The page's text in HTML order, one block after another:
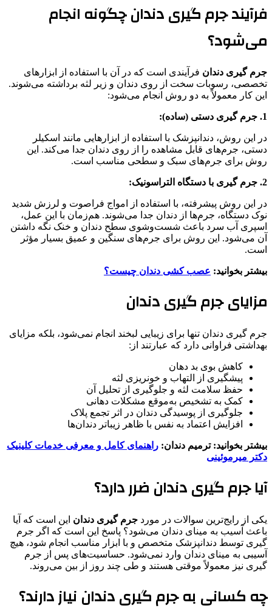
فرآیند جرم گیری دندان چگونه انجام
می‌شود؟
جرم گیری دندان فرآیندی است که در آن با استفاده از ابزارهای
تخصصی، رسوبات سخت از روی دندان و زیر لثه برداشته می‌شوند.
این کار معمولاً به دو روش انجام می‌شود:
1. جرم گیری دستی (ساده):
در این روش، دندانپزشک با استفاده از ابزارهایی مانند اسکیلر
دستی، جرم‌های قابل مشاهده را از روی دندان جدا می‌کند. این
روش برای جرم‌های سبک و سطحی مناسب است.
2. جرم گیری با دستگاه التراسونیک:
در این روش پیشرفته، با استفاده از امواج فراصوت و لرزش شدید
نوک دستگاه، جرم‌ها از دندان جدا می‌شوند. هم‌زمان با این عمل،
اسپری آب سرد باعث شست‌وشوی سطح دندان و خنک نگه داشتن
آن می‌شود. این روش برای جرم‌های سنگین و عمیق بسیار مؤثر
است.
بیشتر بخوانید: عصب کشی دندان چیست؟
مزایای جرم گیری دندان
جرم گیری دندان تنها برای زیبایی لبخند انجام نمی‌شود، بلکه مزایای
بهداشتی فراوانی دارد که عبارتند از:
کاهش بوی بد دهان
پیشگیری از التهاب و خونریزی لثه
حفظ سلامت لثه و جلوگیری از تحلیل آن
کمک به تشخیص به‌موقع مشکلات دهانی
جلوگیری از پوسیدگی دندان در اثر تجمع پلاک
افزایش اعتماد به نفس با ظاهر زیباتر دندان‌ها
بیشتر بخوانید: ترمیم دندان: راهنمای کامل و معرفی خدمات کلینیک
دکتر میرموئینی
آیا جرم گیری دندان ضرر دارد؟
یکی از رایج‌ترین سوالات در مورد جرم گیری دندان این است که آیا
باعث آسیب به مینای دندان می‌شود؟ پاسخ این است که اگر جرم
گیری توسط دندانپزشک متخصص و با ابزار مناسب انجام شود، هیچ
آسیبی به مینای دندان وارد نمی‌شود. حساسیت‌های پس از جرم
گیری نیز معمولاً موقتی هستند و طی چند روز از بین می‌روند.
چه کسانی به جرم گیری دندان نیاز دارند؟